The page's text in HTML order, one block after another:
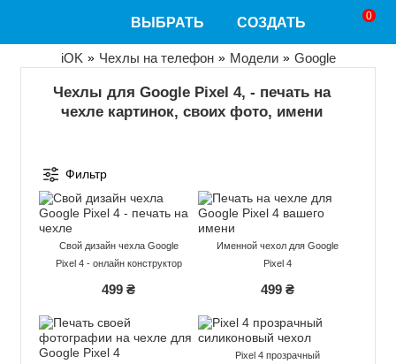
содержанию
ВЫБРАТЬ СОЗДАТЬ 0
Строка
iOK Чехлы на телефон Модели Google
Чехлы для Google Pixel 4, - печать на
чехле картинок, своих фото, имени
Фильтр
Свой дизайн чехла Google
Pixel 4 - онлайн конструктор
499 ₴
Именной чехол для Google
Pixel 4
499 ₴
Pixel 4 прозрачный